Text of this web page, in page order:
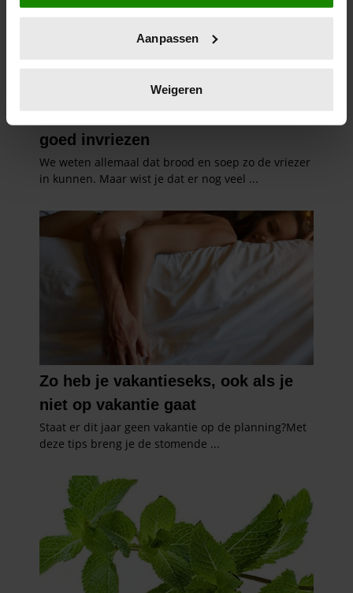
locatie, die tot een paar meter nauwkeurig kan zijn
scannen op specifieke eigenschappen (fingerprinting)
verwerkt en stel uw voorkeuren in het
intrekken in de Cookieverklaring.
We gebruiken cookies om content en advertenties te
personaliseren, om functies voor social media te bieden
informatie over uw gebruik van onze site met onze
partners voor social media, adverteren en analyse. Deze
partners kunnen deze gegevens combineren met andere
informatie die u aan ze heeft verstrekt of die ze hebben
verzameld op basis van uw gebruik van hun services. U
gaat akkoord met onze cookies als u onze website blijft
Aanpassen
Weigeren